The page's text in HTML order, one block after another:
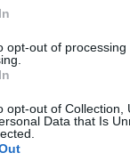
opt-out of
opt-out of Collection,
Data that Is
Η